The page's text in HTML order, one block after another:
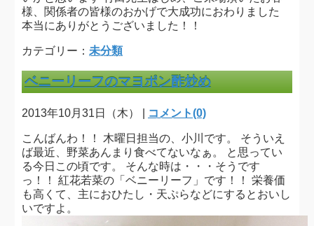
様、関係者の皆様のおかげで大成功におわりました
本当にありがとうございました！！
カテゴリー： 未分類
ベニーリーフのマヨポン酢炒め
2013年10月31日（木） | コメント(0)
こんばんわ！！ 木曜日担当の、小川です。 そういえ
ば最近、野菜あんまり食べてないなぁ。 と思ってい
る今日この頃です。 そんな時は・・・そうです
っ！！ 紅花若菜の「ベニーリーフ」です！！ 栄養価
も高くて、主におひたし・天ぷらなどにするとおいし
いですよ。